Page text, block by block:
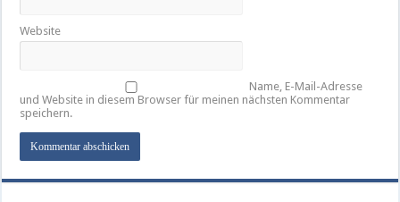
Website
Name, E-Mail-Adresse
und Website in diesem Browser für meinen nächsten Kommentar
speichern.